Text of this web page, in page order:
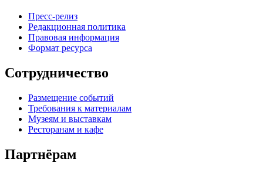
Пресс-релиз
Редакционная политика
Правовая информация
Формат ресурса
Сотрудничество
Размещение событий
Требования к материалам
Музеям и выставкам
Ресторанам и кафе
Партнёрам